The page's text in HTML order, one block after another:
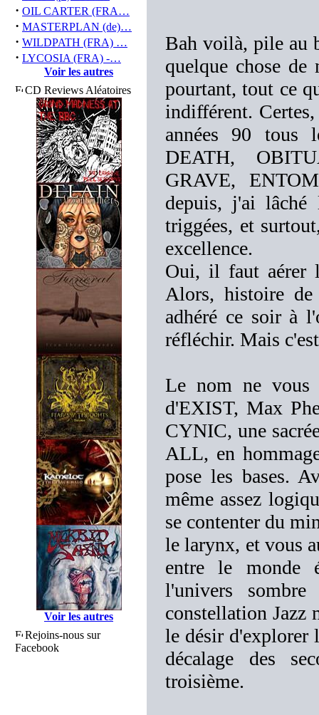
· OIL CARTER (FRA…
· MASTERPLAN (de)…
· WILDPATH (FRA) …
· LYCOSIA (FRA) -…
Voir les autres
CD Reviews Aléatoires
Voir les autres
Rejoins-nous sur
Facebook
Bah voilà, pile au
quelque chose
pourtant, tout ce
indifférent.
années 90 tous
DEATH,
GRAVE,
depuis, j'ai lâché
triggées, et
excellence.
Oui, il faut aérer
Alors, histoire
adhéré ce soir à
réfléchir. Mais
Le nom ne vous
d'EXIST, Max
CYNIC, une
ALL, en
pose les bases.
même assez
se contenter du
le larynx, et vous
entre le monde
l'univers
constellation Jazz
le désir d'explorer
décalage des
troisième.